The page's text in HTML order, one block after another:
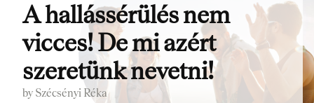
A hallássérülés nem
vicces! De mi azért
szeretünk nevetni!
by Szécsényi Réka